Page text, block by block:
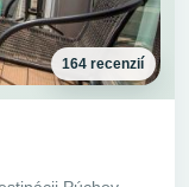
164 recenzií